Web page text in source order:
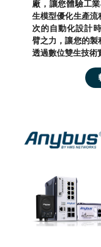
廠，讓您體驗工
生模型優化生產流
次的自動化設計
臂之力，讓您的製
透過數位雙生技術